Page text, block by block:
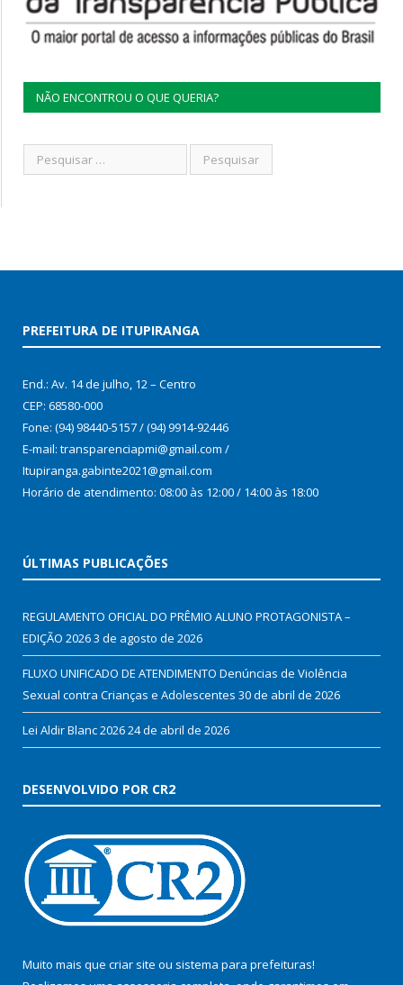
NÃO ENCONTROU O QUE QUERIA?
PREFEITURA DE ITUPIRANGA
End.: Av. 14 de julho, 12 – Centro
CEP: 68580-000
Fone: (94) 98440-5157 / (94) 9914-92446
E-mail: transparenciapmi@gmail.com /
Itupiranga.gabinte2021@gmail.com
Horário de atendimento: 08:00 às 12:00 / 14:00 às 18:00
ÚLTIMAS PUBLICAÇÕES
REGULAMENTO OFICIAL DO PRÊMIO ALUNO PROTAGONISTA –
EDIÇÃO 20263 de agosto de 2026
FLUXO UNIFICADO DE ATENDIMENTO Denúncias de Violência
Sexual contra Crianças e Adolescentes 30 de abril de 2026
Lei Aldir Blanc 202624 de abril de 2026
DESENVOLVIDO POR CR2
Muito mais que criar site ou sistema para prefeituras!